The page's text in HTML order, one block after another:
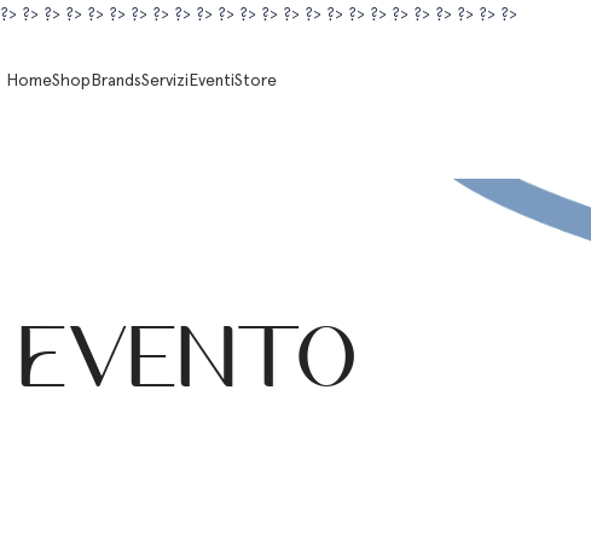
?> ?> ?> ?> ?> ?> ?> ?> ?> ?> ?> ?> ?> ?> ?> ?> ?> ?> ?> ?> ?> ?> ?> ?>
HomeShopBrandsServiziEventiStore
Evento